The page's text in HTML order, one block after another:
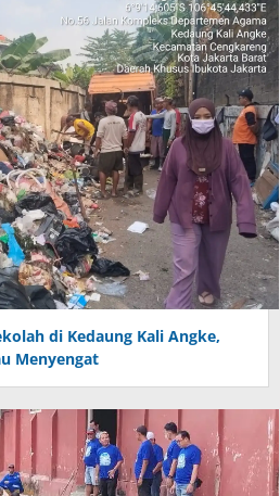
di Kedaung Kali Angke,
Menyengat